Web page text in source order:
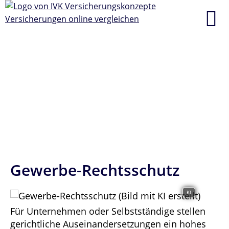
Gewerbe-Rechtsschutz
KI
Für Unternehmen oder Selbstständige stellen
gerichtliche Auseinandersetzungen ein hohes